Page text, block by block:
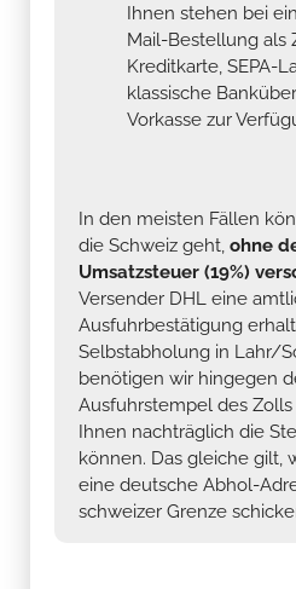
Ihnen stehen bei
Mail-Bestellung als
Kreditkarte, SEPA-
klassische
Vorkasse zur
In den meisten Fällen
die Schweiz geht, ohne
Umsatzsteuer (19%)
Versender DHL eine
Ausfuhrbestätigung
Selbstabholung in Lahr/
benötigen wir hingegen
Ausfuhrstempel des
Ihnen nachträglich die
können. Das gleiche gilt,
eine deutsche Abhol-
schweizer Grenze